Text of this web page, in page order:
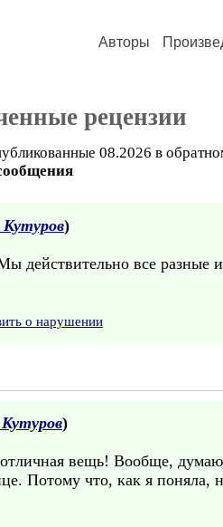
Авторы
рецензии
08.2026 в
)
действительно все
о нарушении
)
вещь! Вообще,
Потому что, как я поняла,